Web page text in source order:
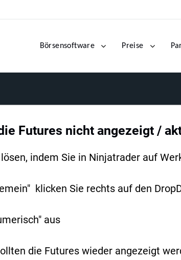
Börsensoftware Preise
Futures nicht angezeigt /
indem Sie in Ninjatrader auf
klicken Sie rechts auf den
aus
die Futures wieder angezeigt